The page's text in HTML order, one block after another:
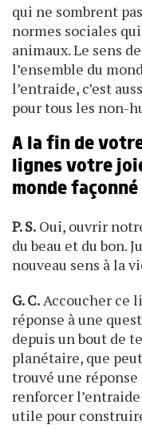
qui ne sombrent
normes sociales
animaux. Le sens
l’ensemble du
l’entraide, c’est
pour tous les non-
A la fin de
lignes votre
monde
P. S. Oui, ouvrir
du beau et du bon.
nouveau sens à la
G. C.Accoucher ce
réponse à une
depuis un bout de
planétaire, que
trouvé une
renforcer
utile pour